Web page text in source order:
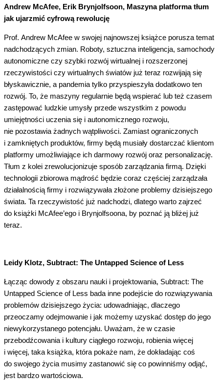
Andrew McAfee, Erik Brynjolfsoon, Maszyna platforma tłum
jak ujarzmić cyfrową rewolucję
Prof. Andrew McAfee w swojej najnowszej książce porusza temat
nadchodzących zmian. Roboty, sztuczna inteligencja, samochody
autonomiczne czy szybki rozwój wirtualnej i rozszerzonej
rzeczywistości czy wirtualnych światów już teraz rozwijają się
błyskawicznie, a pandemia tylko przyspieszyła dodatkowo ten
rozwój. To, że maszyny regularnie będą wspierać lub też czasem
zastępować ludzkie umysły przede wszystkim z powodu
umiejętności uczenia się i autonomicznego rozwoju,
nie pozostawia żadnych wątpliwości. Zamiast ograniczonych
i zamkniętych produktów, firmy będą musiały dostarczać klientom
platformy umożliwiające ich darmowy rozwój oraz personalizację.
Tłum z kolei zrewolucjonizuje sposób zarządzania firmą. Dzięki
technologii zbiorowa mądrość będzie coraz częściej zarządzała
działalnością firmy i rozwiązywała złożone problemy dzisiejszego
świata. Ta rzeczywistość już nadchodzi, dlatego warto zajrzeć
do książki McAfee’ego i Brynjolfsoona, by poznać ją bliżej już
teraz.
Leidy Klotz, Subtract: The Untapped Science of Less
Łącząc dowody z obszaru nauki i projektowania, Subtract: The
Untapped Science of Less bada inne podejście do rozwiązywania
problemów dzisiejszego życia: udowadniając, dlaczego
przeoczamy odejmowanie i jak możemy uzyskać dostęp do jego
niewykorzystanego potencjału. Uważam, że w czasie
przebodźcowania i kultury ciągłego rozwoju, robienia więcej
i więcej, taka książka, która pokaże nam, że dokładając coś
do swojego życia musimy zastanowić się co powinniśmy odjąć,
jest bardzo wartościowa.